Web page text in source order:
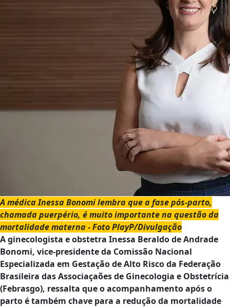
A médica Inessa Bonomi lembra que a fase pós-parto,
chamada puerpério, é muito importante na questão da
mortalidade materna - Foto PlayP/Divulgação
A ginecologista e obstetra Inessa Beraldo de Andrade
Bonomi, vice-presidente da Comissão Nacional
Especializada em Gestação de Alto Risco da Federação
Brasileira das Associaçaões de Ginecologia e Obstetrícia
(Febrasgo), ressalta que o acompanhamento após o
parto é também chave para a redução da mortalidade